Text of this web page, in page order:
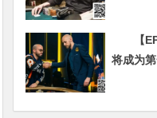
Johnny
【
将成为